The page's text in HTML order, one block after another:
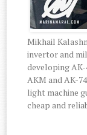
Mikhail
invertor and
developing
AKM and AK-
light machine
cheap and